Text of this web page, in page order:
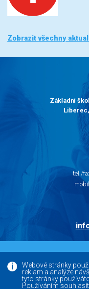
Webové stránky
reklam a analýze
tyto stránky
Používáním
Zobrazit všechny
Základní
tel./
Facebook